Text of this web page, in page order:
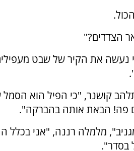
הצדדים?"
נעשה את הקיר של שבט
קושנר, "כי הפיל הוא
פה! הבאת אותה בהברקה".
מלמלה רננה, "אני בכלל
בסדר".